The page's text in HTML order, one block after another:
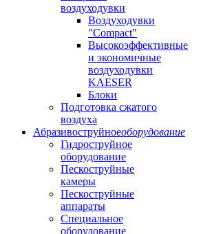
воздуходувки
Воздуходувки
"Compact"
Высокоэффективные
и экономичные
воздуходувки
KAESER
Блоки
Подготовка сжатого
воздуха
Абразивоструйноеоборудование
Гидроструйное
оборудование
Пескоструйные
камеры
Пескоструйные
аппараты
Специальное
оборудование